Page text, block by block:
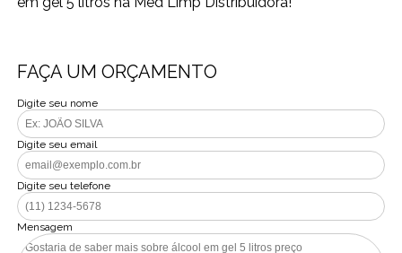
FAÇA UM ORÇAMENTO
Digite seu nome
Digite seu email
Digite seu telefone
Mensagem